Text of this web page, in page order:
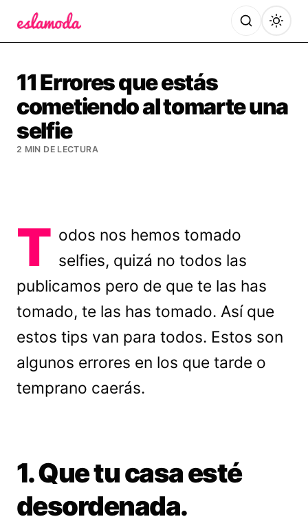
11 Errores que estás
cometiendo al tomarte una
selfie
2 MIN DE LECTURA
T odos nos hemos tomado
selfies, quizá no todos las
publicamos pero de que te las has
tomado, te las has tomado. Así que
estos tips van para todos. Estos son
algunos errores en los que tarde o
temprano caerás.
1. Que tu casa esté
desordenada.